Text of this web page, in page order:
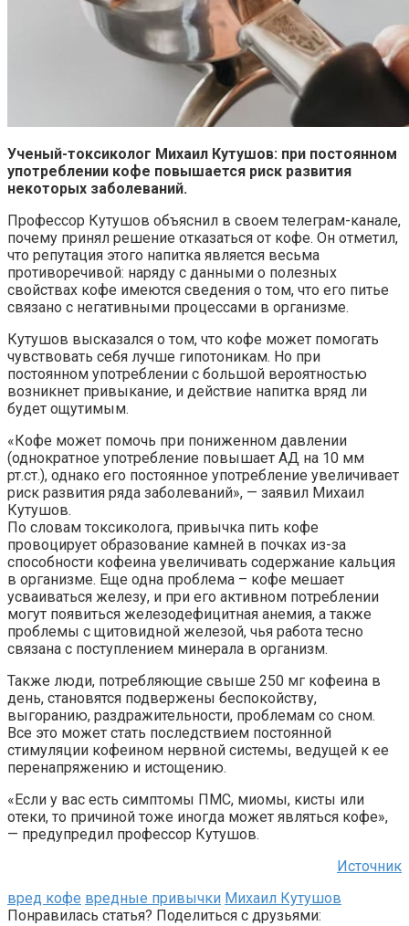
Ученый-токсиколог Михаил Кутушов: при постоянном
употреблении кофе повышается риск развития
некоторых заболеваний.
Профессор Кутушов объяснил в своем телеграм-канале,
почему принял решение отказаться от кофе. Он отметил,
что репутация этого напитка является весьма
противоречивой: наряду с данными о полезных
свойствах кофе имеются сведения о том, что его питье
связано с негативными процессами в организме.
Кутушов высказался о том, что кофе может помогать
чувствовать себя лучше гипотоникам. Но при
постоянном употреблении с большой вероятностью
возникнет привыкание, и действие напитка вряд ли
будет ощутимым.
«Кофе может помочь при пониженном давлении
(однократное употребление повышает АД на 10 мм
рт.ст.), однако его постоянное употребление увеличивает
риск развития ряда заболеваний», — заявил Михаил
Кутушов.
По словам токсиколога, привычка пить кофе
провоцирует образование камней в почках из-за
способности кофеина увеличивать содержание кальция
в организме. Еще одна проблема – кофе мешает
усваиваться железу, и при его активном потреблении
могут появиться железодефицитная анемия, а также
проблемы с щитовидной железой, чья работа тесно
связана с поступлением минерала в организм.
Также люди, потребляющие свыше 250 мг кофеина в
день, становятся подвержены беспокойству,
выгоранию, раздражительности, проблемам со сном.
Все это может стать последствием постоянной
стимуляции кофеином нервной системы, ведущей к ее
перенапряжению и истощению.
«Если у вас есть симптомы ПМС, миомы, кисты или
отеки, то причиной тоже иногда может являться кофе»,
— предупредил профессор Кутушов.
Источник
вред кофе вредные привычки Михаил Кутушов
Понравилась статья? Поделиться с друзьями: